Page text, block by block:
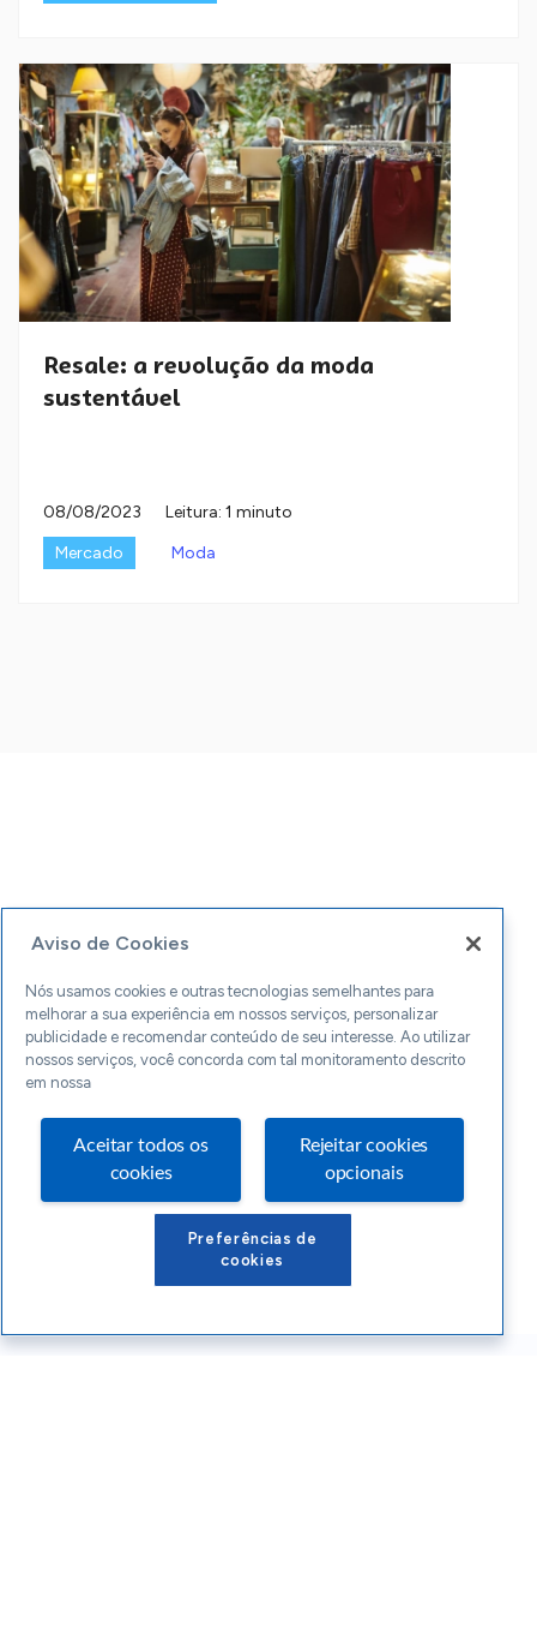
Resale: a revolução da moda
sustentável
08/08/2023
Leitura: 1 minuto
Mercado
Moda
Aviso de Cookies
Nós usamos cookies e outras tecnologias semelhantes para
melhorar a sua experiência em nossos serviços, personalizar
publicidade e recomendar conteúdo de seu interesse. Ao utilizar
nossos serviços, você concorda com tal monitoramento descrito
em nossa
Aceitar todos os
cookies
Rejeitar cookies
opcionais
Preferências de
cookies